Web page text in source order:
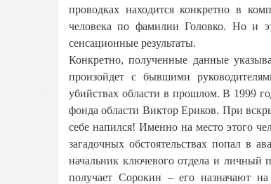
проводках находится конкретно в
человека по фамилии Головко. Но и
сенсационные результаты.
Конкретно, полученные данные
произойдет с бывшими
убийствах области в прошлом. В 1999
фонда области Виктор Ериков. При
себе напился! Именно на место этого
загадочных обстоятельствах попал в
начальник ключевого отдела и личный
получает Сорокин – его назначают